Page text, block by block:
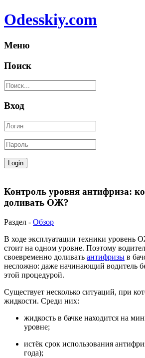
Odesskiy.com
Меню
Поиск
Вход
Контроль уровня антифриза:
доливать ОЖ?
Раздел - Обзор
В ходе эксплуатации техники уровень
стоит на одном уровне. Поэтому
своевременно доливать антифризы в
несложно: даже начинающий водитель
этой процедурой.
Существует несколько ситуаций, при
жидкости. Среди них:
жидкость в бачке находится на
уровне;
истёк срок использования
года);